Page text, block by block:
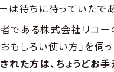
待ちに待っていたで
である株式会社リコー
もしろい使い方」を伺っ
れた方は、ちょうどお